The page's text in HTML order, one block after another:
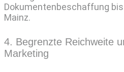
Dokumentenbeschaffung
Mainz.
4. Begrenzte Reichweite
Marketing